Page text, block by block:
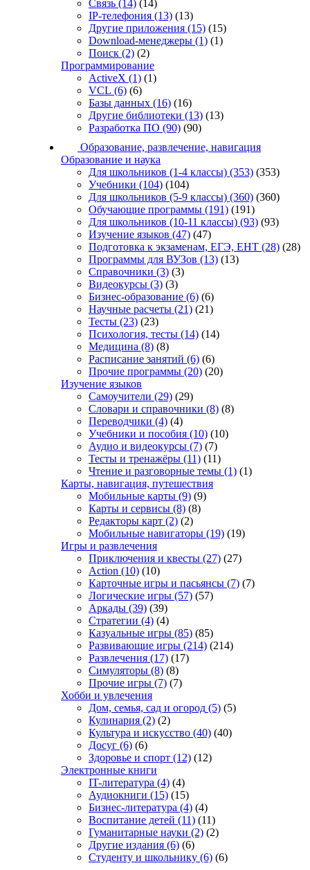
Связь (14) (14)
IP-телефония (13) (13)
Другие приложения (15) (15)
Download-менеджеры (1) (1)
Поиск (2) (2)
Программирование
ActiveX (1) (1)
VCL (6) (6)
Базы данных (16) (16)
Другие библиотеки (13) (13)
Разработка ПО (90) (90)
Образование, развлечение, навигация
Образование и наука
Для школьников (1-4 классы) (353) (353)
Учебники (104) (104)
Для школьников (5-9 классы) (360) (360)
Обучающие программы (191) (191)
Для школьников (10-11 классы) (93) (93)
Изучение языков (47) (47)
Подготовка к экзаменам, ЕГЭ, ЕНТ (28) (28)
Программы для ВУЗов (13) (13)
Справочники (3) (3)
Видеокурсы (3) (3)
Бизнес-образование (6) (6)
Научные расчеты (21) (21)
Тесты (23) (23)
Психология, тесты (14) (14)
Медицина (8) (8)
Расписание занятий (6) (6)
Прочие программы (20) (20)
Изучение языков
Самоучители (29) (29)
Словари и справочники (8) (8)
Переводчики (4) (4)
Учебники и пособия (10) (10)
Аудио и видеокурсы (7) (7)
Тесты и тренажёры (11) (11)
Чтение и разговорные темы (1) (1)
Карты, навигация, путешествия
Мобильные карты (9) (9)
Карты и сервисы (8) (8)
Редакторы карт (2) (2)
Мобильные навигаторы (19) (19)
Игры и развлечения
Приключения и квесты (27) (27)
Action (10) (10)
Карточные игры и пасьянсы (7) (7)
Логические игры (57) (57)
Аркады (39) (39)
Стратегии (4) (4)
Казуальные игры (85) (85)
Развивающие игры (214) (214)
Развлечения (17) (17)
Симуляторы (8) (8)
Прочие игры (7) (7)
Хобби и увлечения
Дом, семья, сад и огород (5) (5)
Кулинария (2) (2)
Культура и искусство (40) (40)
Досуг (6) (6)
Здоровье и спорт (12) (12)
Электронные книги
IT-литература (4) (4)
Аудиокниги (15) (15)
Бизнес-литература (4) (4)
Воспитание детей (11) (11)
Гуманитарные науки (2) (2)
Другие издания (6) (6)
Студенту и школьнику (6) (6)